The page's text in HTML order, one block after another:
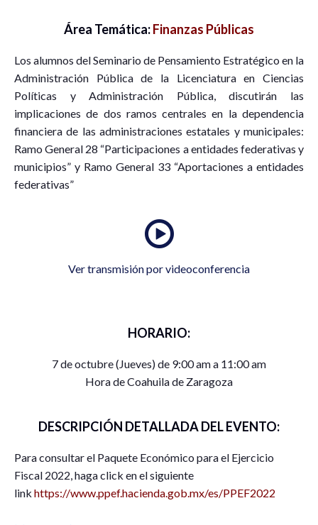
Área Temática:Finanzas Públicas
Los alumnos del Seminario de Pensamiento Estratégico en la
Administración Pública de la Licenciatura en Ciencias
Políticas y Administración Pública, discutirán las
implicaciones de dos ramos centrales en la dependencia
financiera de las administraciones estatales y municipales:
Ramo General 28 “Participaciones a entidades federativas y
municipios” y Ramo General 33 “Aportaciones a entidades
federativas”
Ver transmisión por videoconferencia
HORARIO:
7 de octubre (Jueves) de 9:00 am a 11:00 am
Hora de Coahuila de Zaragoza
DESCRIPCIÓN DETALLADA DEL EVENTO:
Para consultar el Paquete Económico para el Ejercicio
Fiscal 2022, haga click en el siguiente
link https://www.ppef.hacienda.gob.mx/es/PPEF2022